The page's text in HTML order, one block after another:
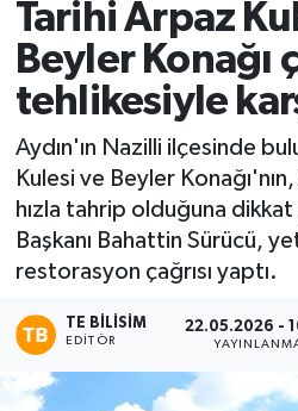
Tarihi Arpaz
Beyler Konağı
tehlikesiyle
Aydın'ın Nazilli ilçesinde
Kulesi ve Beyler
hızla tahrip olduğuna
Başkanı Bahattin Sürücü,
restorasyon çağrısı yaptı.
TE BILISIM
EDITÖR
22.05.2026 -
Tüm Manşetler
Son Dakika Haberleri
Haber Arşivi